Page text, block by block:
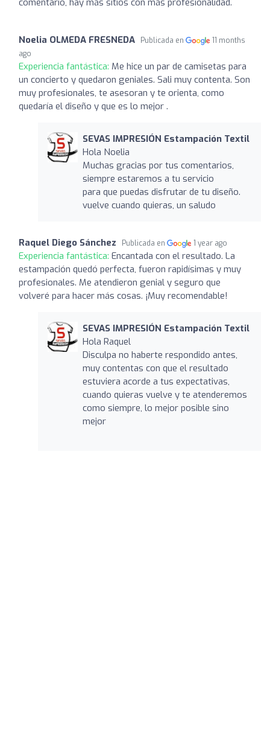
Noelia OLMEDA FRESNEDA Publicada en
11 months
ago
Experiencia fantástica: Me hice un par de camisetas para
un concierto y quedaron geniales. Sali muy contenta. Son
muy profesionales, te asesoran y te orienta, como
quedaría el diseño y que es lo mejor .
SEVAS IMPRESIÓN Estampación Textil
Hola Noelia
Muchas gracias por tus comentarios,
siempre estaremos a tu servicio
para que puedas disfrutar de tu diseño.
vuelve cuando quieras, un saludo
Raquel Diego Sánchez Publicada en 1 year ago
Experiencia fantástica: Encantada con el resultado. La
estampación quedó perfecta, fueron rapidísimas y muy
profesionales. Me atendieron genial y seguro que
volveré para hacer más cosas. ¡Muy recomendable!
SEVAS IMPRESIÓN Estampación Textil
Hola Raquel
Disculpa no haberte respondido antes,
muy contentas con que el resultado
estuviera acorde a tus expectativas,
cuando quieras vuelve y te atenderemos
como siempre, lo mejor posible sino
mejor